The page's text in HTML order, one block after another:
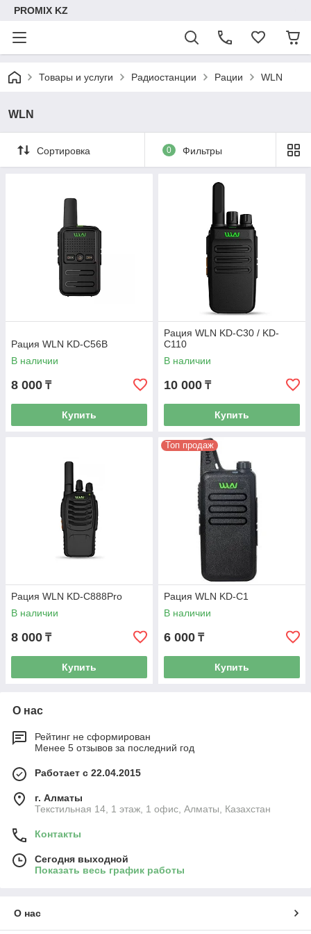
PROMIX KZ
Товары и услуги Радиостанции Рации WLN
WLN
Сортировка 0 Фильтры
Рация WLN KD-C56B
В наличии
8 000 ₸
Купить
Рация WLN KD-C30 / KD-
C110
В наличии
10 000 ₸
Купить
Рация WLN KD-C888Pro
В наличии
8 000 ₸
Купить
Топ продаж
Рация WLN KD-C1
В наличии
6 000 ₸
Купить
О нас
Рейтинг не сформирован
Менее 5 отзывов за последний год
Работает с 22.04.2015
г. Алматы
Текстильная 14, 1 этаж, 1 офис, Алматы, Казахстан
Контакты
Сегодня выходной
Показать весь график работы
О нас